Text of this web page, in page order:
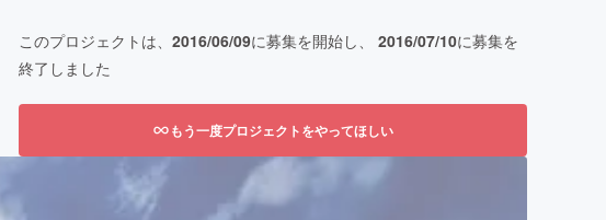
このプロジェクトは、 2016/06/09に募集を開始し、 2016/07/10に募集を
終了しました
もう一度プロジェクトをやってほしい